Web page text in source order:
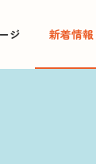
ジ 新着情報